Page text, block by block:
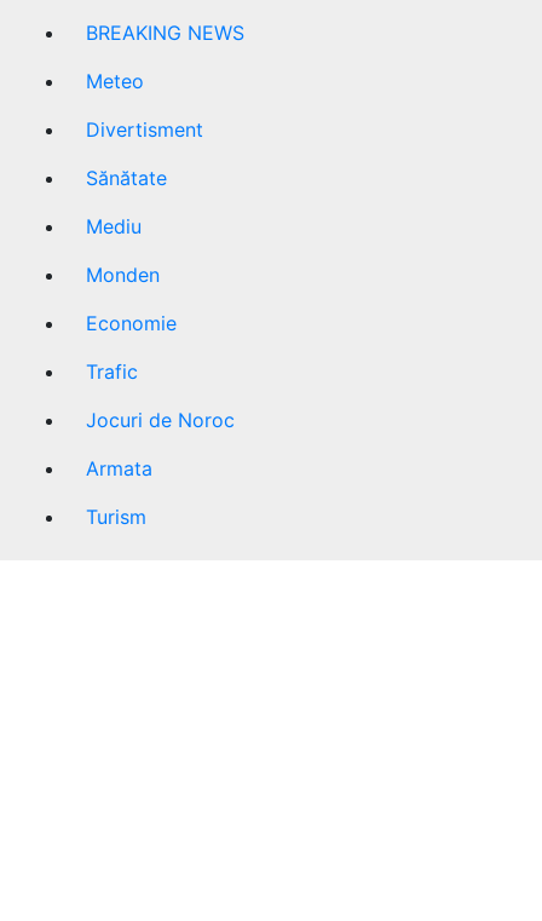
BREAKING NEWS
Meteo
Divertisment
Sănătate
Mediu
Monden
Economie
Trafic
Jocuri de Noroc
Armata
Turism